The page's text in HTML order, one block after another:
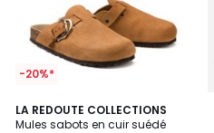
-20%*
LA REDOUTE COLLECTIONS
Mules sabots en cuir suédé
4,6
/ 5